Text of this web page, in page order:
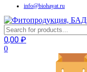
info@biohayat.ru
0,00 ₽
0